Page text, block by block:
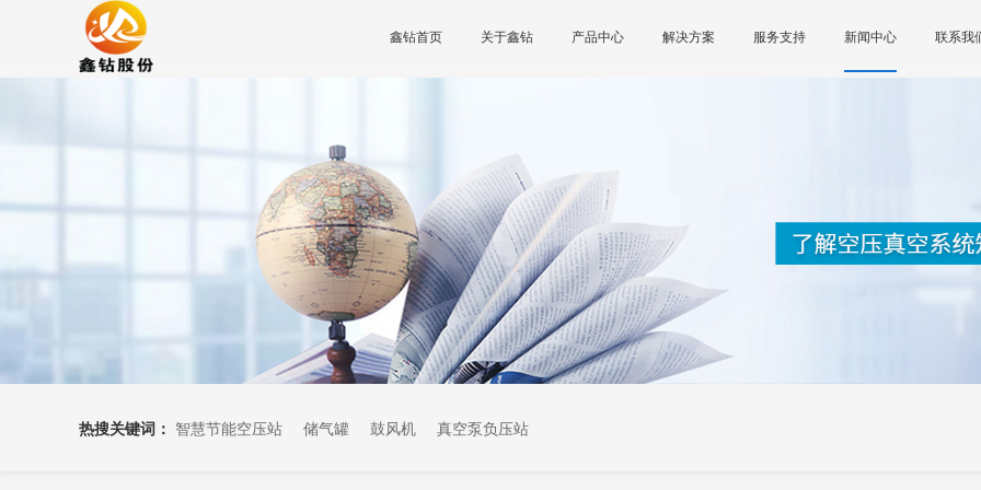
鑫钻首页 关于鑫钻 产品中心 解决方案 服务支持 新闻中心 联系我
热搜关键词： 智慧节能空压站 储气罐 鼓风机 真空泵负压站